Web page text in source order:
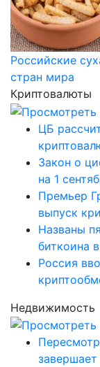
Российские
стран мира
Криптовалюты
ЦБ
Закон о
на 1
Премьер
выпуск
Названы
биткоина
Россия
Недвижимость
завершает